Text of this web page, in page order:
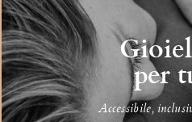
per
Accessibile,